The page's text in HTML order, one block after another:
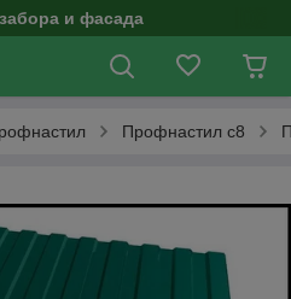
и фасада
Профнастил с8